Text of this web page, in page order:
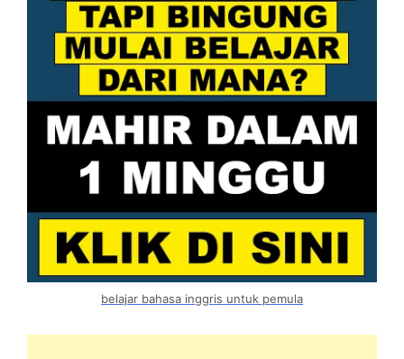
belajar bahasa inggris untuk pemula